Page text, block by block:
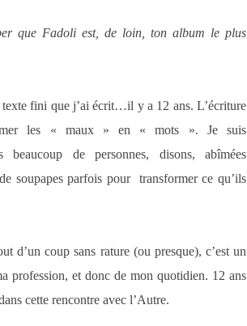
que Fadoli est, de loin, ton album le plus
fini que j’ai écrit…il y a 12 ans. L’écriture
les « maux » en « mots ». Je suis
de personnes, disons, abîmées
soupapes parfois pour transformer ce qu’ils
d’un coup sans rature (ou presque), c’est un
profession, et donc de mon quotidien. 12 ans
cette rencontre avec l’Autre.